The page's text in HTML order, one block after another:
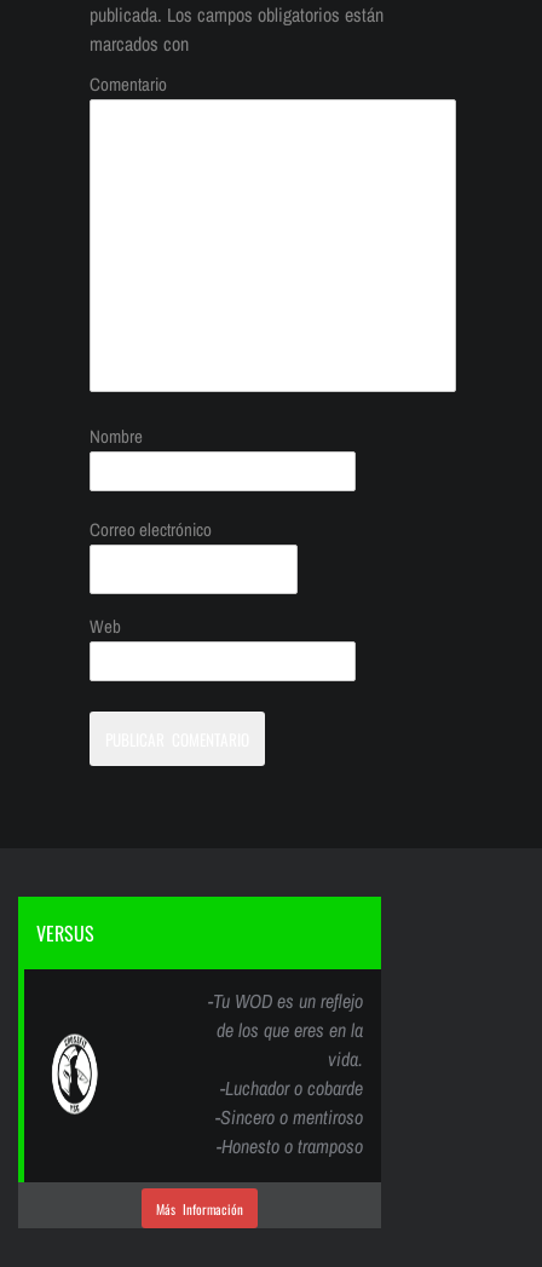
publicada. Los campos obligatorios están
marcados con
Comentario
Nombre
Correo electrónico
Web
VERSUS
-Tu WOD es un reflejo
de los que eres en la
vida.
-Luchador o cobarde
-Sincero o mentiroso
-Honesto o tramposo
Más Información